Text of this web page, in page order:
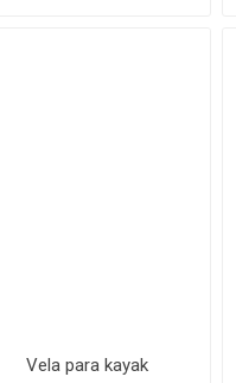
Vela para kayak